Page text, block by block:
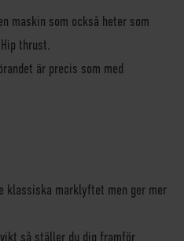
maskin som också heter som
thrust.
är precis som med
klassiska marklyftet men ger mer
så ställer du dig framför